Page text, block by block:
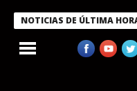
NOTICIAS DE ÚLTIMA
condecora a